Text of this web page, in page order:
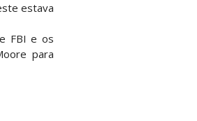
estava
FBI e os
para